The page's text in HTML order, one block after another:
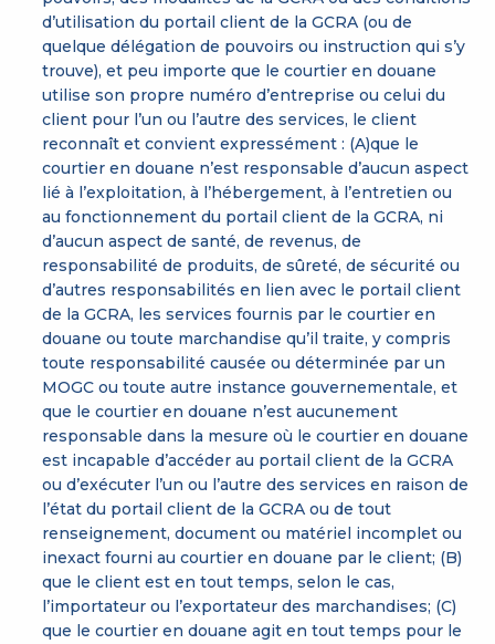
d’utilisation du portail client de la GCRA (ou de
quelque délégation de pouvoirs ou instruction qui s’y
trouve), et peu importe que le courtier en douane
utilise son propre numéro d’entreprise ou celui du
client pour l’un ou l’autre des services, le client
reconnaît et convient expressément : (A)que le
courtier en douane n’est responsable d’aucun aspect
lié à l’exploitation, à l’hébergement, à l’entretien ou
au fonctionnement du portail client de la GCRA, ni
d’aucun aspect de santé, de revenus, de
responsabilité de produits, de sûreté, de sécurité ou
d’autres responsabilités en lien avec le portail client
de la GCRA, les services fournis par le courtier en
douane ou toute marchandise qu’il traite, y compris
toute responsabilité causée ou déterminée par un
MOGC ou toute autre instance gouvernementale, et
que le courtier en douane n’est aucunement
responsable dans la mesure où le courtier en douane
est incapable d’accéder au portail client de la GCRA
ou d’exécuter l’un ou l’autre des services en raison de
l’état du portail client de la GCRA ou de tout
renseignement, document ou matériel incomplet ou
inexact fourni au courtier en douane par le client; (B)
que le client est en tout temps, selon le cas,
l’importateur ou l’exportateur des marchandises; (C)
que le courtier en douane agit en tout temps pour le